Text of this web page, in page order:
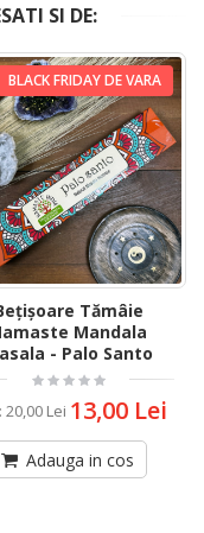
SI DE:
BLACK FRIDAY DE VARA
Tămâie
Mandala
- Palo Santo
: 20,00 Lei 13,00 Lei
Adauga in cos